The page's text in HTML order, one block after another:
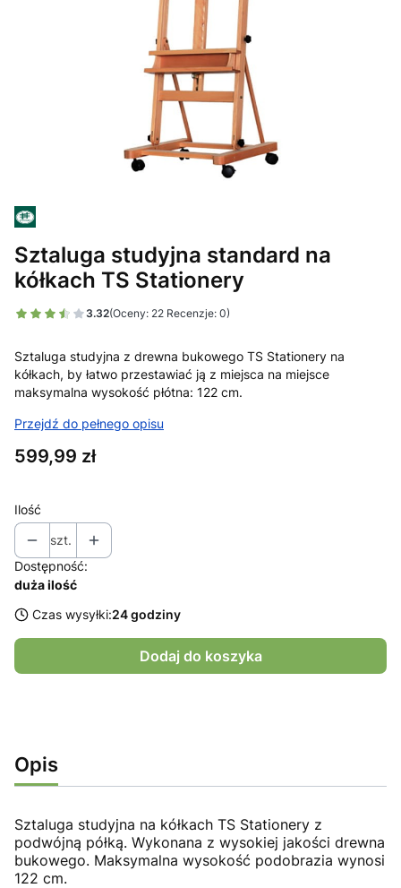
Sztaluga studyjna standard na
kółkach TS Stationery
3.32(Oceny: 22 Recenzje: 0)
Sztaluga studyjna z drewna bukowego TS Stationery na
kółkach, by łatwo przestawiać ją z miejsca na miejsce
maksymalna wysokość płótna: 122 cm.
Przejdź do pełnego opisu
Cena
599,99 zł
Ilość
szt.
Dostępność:
duża ilość
Czas wysyłki:24 godziny
Dodaj do koszyka
Opis
Sztaluga studyjna na kółkach TS Stationery z
podwójną półką. Wykonana z wysokiej jakości drewna
bukowego. Maksymalna wysokość podobrazia wynosi
122 cm.